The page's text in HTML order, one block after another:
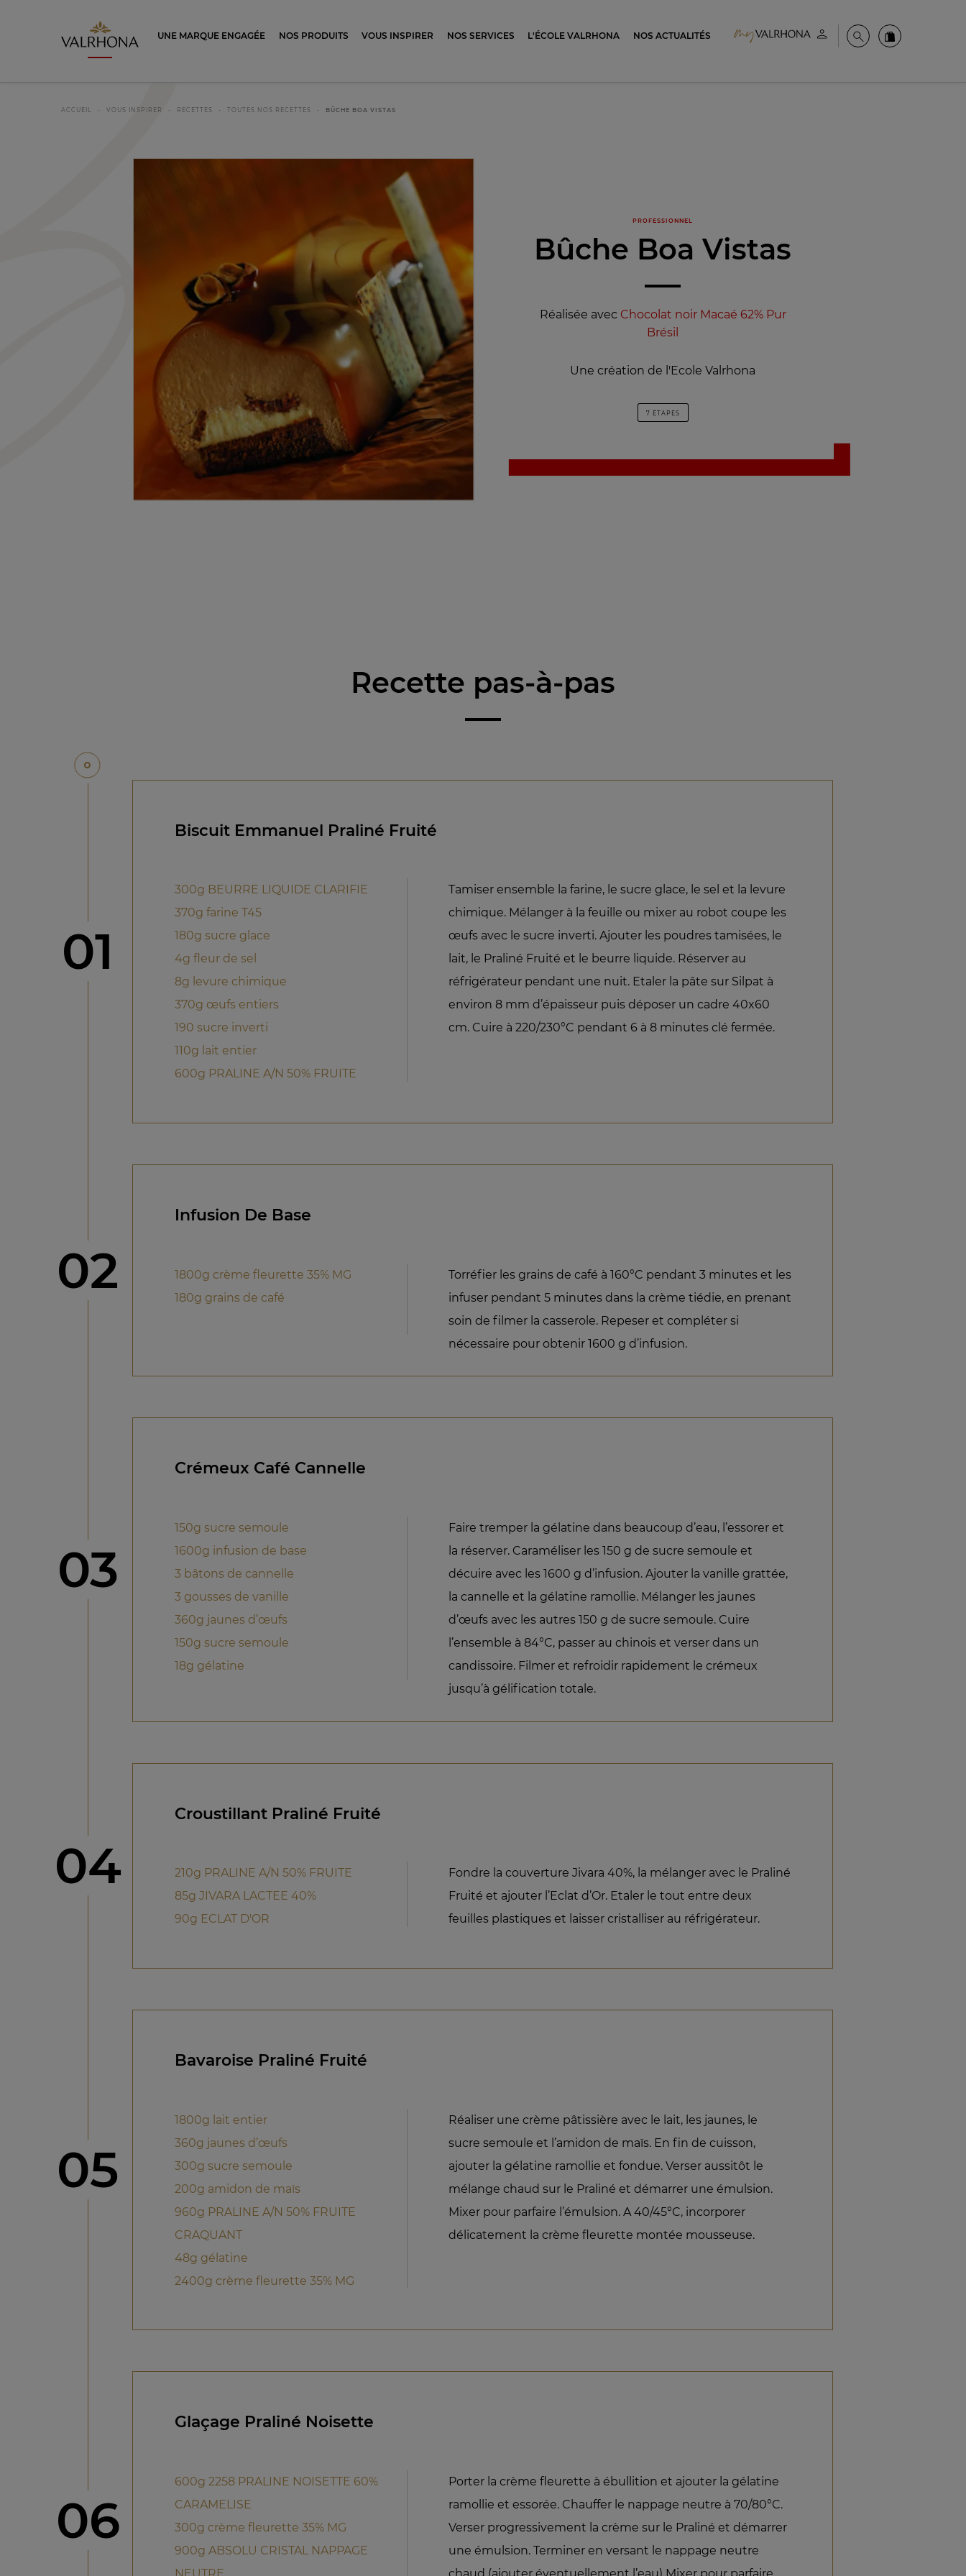
Valrhona - Imaginons le meilleur du chocolat
Espace client RechercheCommandez
UNE MARQUE ENGAGÉE NOS PRODUITS VOUS INSPIRER NOS SERVICES L'ÉCOLE VALRHONA NOS ACTUALITÉS
ACCUEIL VOUS INSPIRER RECETTES TOUTES NOS RECETTES BÛCHE BOA VISTAS
PROFESSIONNEL
Bûche Boa Vistas
Réalisée avec Chocolat noir Macaé 62% Pur
Brésil
Une création de l'Ecole Valrhona
7 ÉTAPES
Recette pas-à-pas
étape
01
Biscuit Emmanuel Praliné Fruité
300g BEURRE LIQUIDE CLARIFIE
370g farine T45
180g sucre glace
4g fleur de sel
8g levure chimique
370g œufs entiers
190 sucre inverti
110g lait entier
600g PRALINE A/N 50% FRUITE
Tamiser ensemble la farine, le sucre glace, le sel et la levure
chimique. Mélanger à la feuille ou mixer au robot coupe les
œufs avec le sucre inverti. Ajouter les poudres tamisées, le
lait, le Praliné Fruité et le beurre liquide. Réserver au
réfrigérateur pendant une nuit. Etaler la pâte sur Silpat à
environ 8 mm d’épaisseur puis déposer un cadre 40x60
cm. Cuire à 220/230°C pendant 6 à 8 minutes clé fermée.
étape
02
Infusion De Base
1800g crème fleurette 35% MG
180g grains de café
Torréfier les grains de café à 160°C pendant 3 minutes et les
infuser pendant 5 minutes dans la crème tiédie, en prenant
soin de filmer la casserole. Repeser et compléter si
nécessaire pour obtenir 1600 g d’infusion.
étape
03
Crémeux Café Cannelle
150g sucre semoule
1600g infusion de base
3 bâtons de cannelle
3 gousses de vanille
360g jaunes d’œufs
150g sucre semoule
18g gélatine
Faire tremper la gélatine dans beaucoup d’eau, l’essorer et
la réserver. Caraméliser les 150 g de sucre semoule et
décuire avec les 1600 g d’infusion. Ajouter la vanille grattée,
la cannelle et la gélatine ramollie. Mélanger les jaunes
d’œufs avec les autres 150 g de sucre semoule. Cuire
l’ensemble à 84°C, passer au chinois et verser dans un
candissoire. Filmer et refroidir rapidement le crémeux
jusqu’à gélification totale.
étape
04
Croustillant Praliné Fruité
210g PRALINE A/N 50% FRUITE
85g JIVARA LACTEE 40%
90g ECLAT D'OR
Fondre la couverture Jivara 40%, la mélanger avec le Praliné
Fruité et ajouter l’Eclat d’Or. Etaler le tout entre deux
feuilles plastiques et laisser cristalliser au réfrigérateur.
étape
05
Bavaroise Praliné Fruité
1800g lait entier
360g jaunes d’œufs
300g sucre semoule
200g amidon de maïs
960g PRALINE A/N 50% FRUITE
CRAQUANT
48g gélatine
2400g crème fleurette 35% MG
Réaliser une crème pâtissière avec le lait, les jaunes, le
sucre semoule et l’amidon de maïs. En fin de cuisson,
ajouter la gélatine ramollie et fondue. Verser aussitôt le
mélange chaud sur le Praliné et démarrer une émulsion.
Mixer pour parfaire l’émulsion. A 40/45°C, incorporer
délicatement la crème fleurette montée mousseuse.
étape
06
Glaçage Praliné Noisette
600g 2258 PRALINE NOISETTE 60%
CARAMELISE
300g crème fleurette 35% MG
900g ABSOLU CRISTAL NAPPAGE
Porter la crème fleurette à ébullition et ajouter la gélatine
ramollie et essorée. Chauffer le nappage neutre à 70/80°C.
Verser progressivement la crème sur le Praliné et démarrer
une émulsion. Terminer en versant le nappage neutre